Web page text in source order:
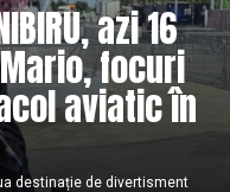
azi 16
focuri
aviatic în
destinație de divertisment